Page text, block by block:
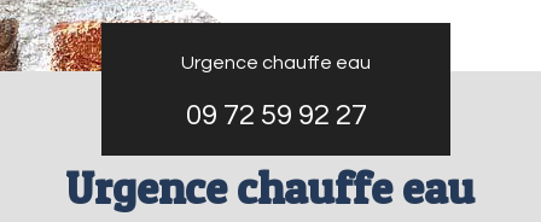
Urgence chauffe eau
09 72 59 92 27
Urgence chauffe eau